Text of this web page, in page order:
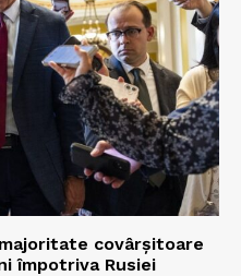
covârșitoare
împotriva Rusiei